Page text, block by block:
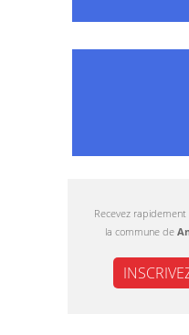
Recevez
la commune de